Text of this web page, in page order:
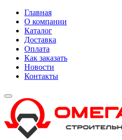
Главная
О компании
Каталог
Доставка
Оплата
Как заказать
Новости
Контакты